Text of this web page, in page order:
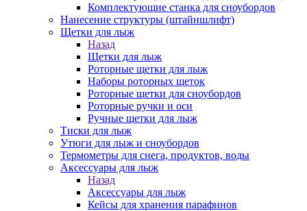
Комплектующие станка для сноубордов
Нанесение структуры (штайншлифт)
Щетки для лыж
Назад
Щетки для лыж
Роторные щетки для лыж
Наборы роторных щеток
Роторные щетки для сноубордов
Роторные ручки и оси
Ручные щетки для лыж
Тиски для лыж
Утюги для лыж и сноубордов
Термометры для снега, продуктов, воды
Аксессуары для лыж
Назад
Аксессуары для лыж
Кейсы для хранения парафинов